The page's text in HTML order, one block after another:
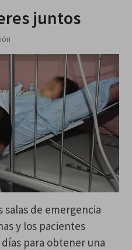
juntos
salas de emergencia
y los pacientes
para obtener una